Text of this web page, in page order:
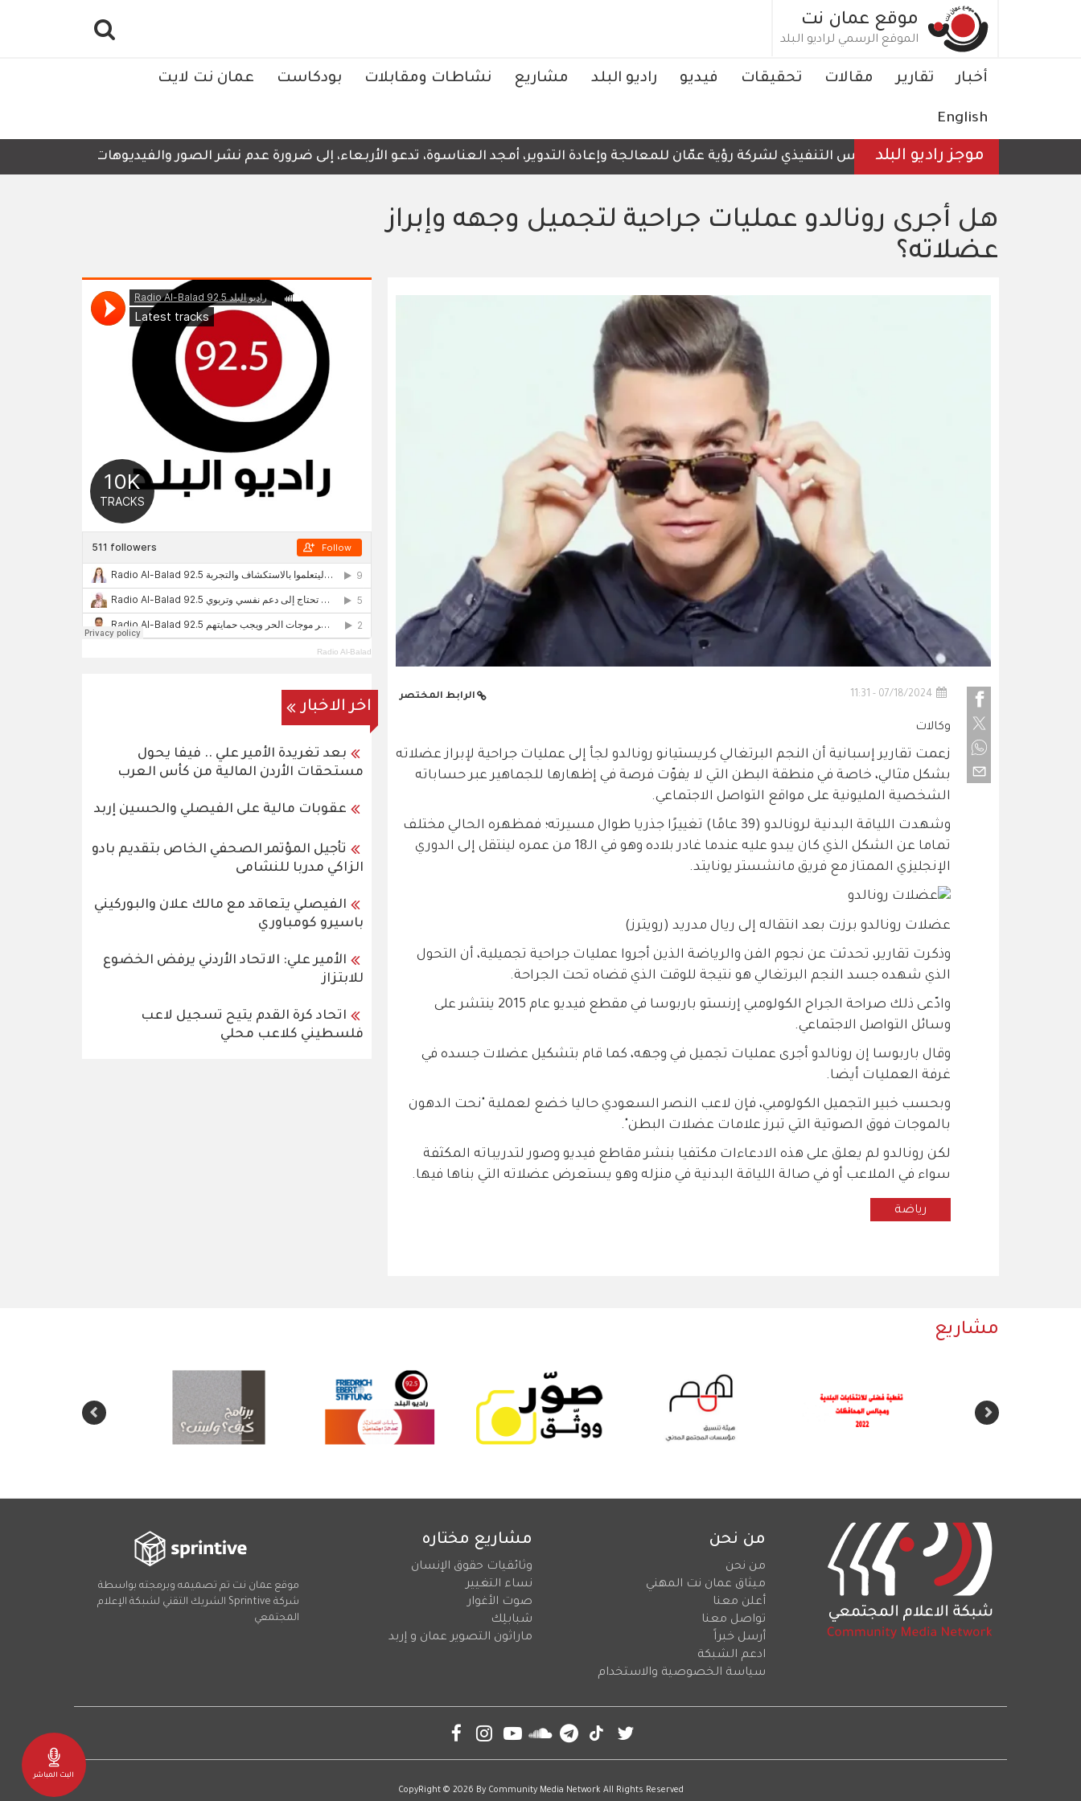
البث المباشر
موقع عمان نت
الموقع الرسمي لراديو البلد
Main
أخبار تقارير مقالات تحقيقات فيديو راديو البلد مشاريع نشاطات ومقابلات بودكاست عمان نت لايت
English
موجز راديو البلدالرئيس التنفيذي لشركة رؤية عمّان للمعالجة وإعادة التدوير، أمجد العناسوة، تدعو الأربعاء، إلى ضرورة عدم نشر الصور والفيديوهات التي لا تحتوي
هل أجرى رونالدو عمليات جراحية لتجميل وجهه وإبراز
عضلاته؟
07/18/2024 - 11:31 الرابط المختصر
وكالات
زعمت تقارير إسبانية أن النجم البرتغالي كريستيانو رونالدو لجأ إلى عمليات جراحية لإبراز عضلاته
بشكل مثالي، خاصة في منطقة البطن التي لا يفوّت فرصة في إظهارها للجماهير عبر حساباته
الشخصية المليونية على مواقع التواصل الاجتماعي.
وشهدت اللياقة البدنية لرونالدو (39 عامًا) تغييرًا جذريا طوال مسيرته؛ فمظهره الحالي مختلف
تماما عن الشكل الذي كان يبدو عليه عندما غادر بلاده وهو في الـ18 من عمره لينتقل إلى الدوري
الإنجليزي الممتاز مع فريق مانشستر يونايتد.
عضلات رونالدو برزت بعد انتقاله إلى ريال مدريد (رويترز)
وذكرت تقارير، تحدثت عن نجوم الفن والرياضة الذين أجروا عمليات جراحية تجميلية، أن التحول
الذي شهده جسد النجم البرتغالي هو نتيجة للوقت الذي قضاه تحت الجراحة.
وادّعى ذلك صراحة الجراح الكولومبي إرنستو باربوسا في مقطع فيديو عام 2015 ينتشر على
وسائل التواصل الاجتماعي.
وقال باربوسا إن رونالدو أجرى عمليات تجميل في وجهه، كما قام بتشكيل عضلات جسده في
غرفة العمليات أيضا.
وبحسب خبير التجميل الكولومبي، فإن لاعب النصر السعودي حاليا خضع لعملية "نحت الدهون
بالموجات فوق الصوتية التي تبرز علامات عضلات البطن".
لكن رونالدو لم يعلق على هذه الادعاءات مكتفيا بنشر مقاطع فيديو وصور لتدريباته المكثفة
سواء في الملاعب أو في صالة اللياقة البدنية في منزله وهو يستعرض عضلاته التي بناها فيها.
رياضة
Radio Al-Balad
اخر الاخبار
بعد تغريدة الأمير علي .. فيفا يحول
مستحقات الأردن المالية من كأس العرب
عقوبات مالية على الفيصلي والحسين إربد
تأجيل المؤتمر الصحفي الخاص بتقديم بادو
الزاكي مدربا للنشامى
الفيصلي يتعاقد مع مالك علان والبوركيني
باسيرو كومباوري
الأمير علي: الاتحاد الأردني يرفض الخضوع
للابتزاز
اتحاد كرة القدم يتيح تسجيل لاعب
فلسطيني كلاعب محلي
مشاريع
من نحن
من نحن
ميثاق عمان نت المهني
أعلن معنا
تواصل معنا
أرسل خبراً
ادعم الشبكة
سياسة الخصوصية والاستخدام
مشاريع مختاره
وثائقيات حقوق الإنسان
نساء التغيير
صوت الأغوار
شبابلِك
ماراثون التصوير عمان و إربد
موقع عمان نت تم تصميمه وبرمجته بواسطة
شركة Sprintive الشريك التقني لشبكة الإعلام
المجتمعي
CopyRight © 2026 By Community Media Network All Rights Reserved